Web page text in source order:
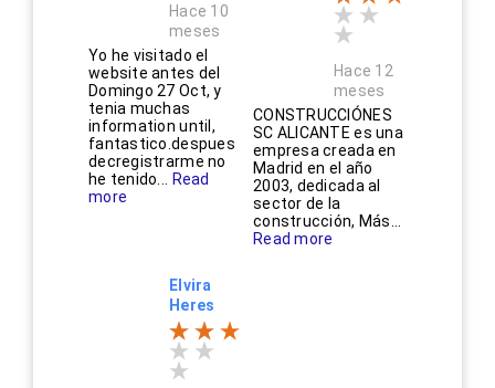
Hace 10
meses
Yo he visitado el
website antes del
Domingo 27 Oct, y
tenia muchas
information until,
fantastico.despues
decregistrarme no
he tenido...
Read
more
Hace 12
meses
CONSTRUCCIÓNES
SC ALICANTE es una
empresa creada en
Madrid en el año
2003, dedicada al
sector de la
construcción, Más...
Read more
Elvira
Heres